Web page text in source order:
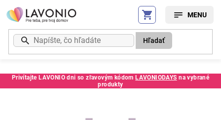
Prejsť
na
obsah
Privítajte LAVONIO dni so zľavovým kódom LAVONIODAYS na vybrané
produkty
Hľadať
Kód: 1498SCCE